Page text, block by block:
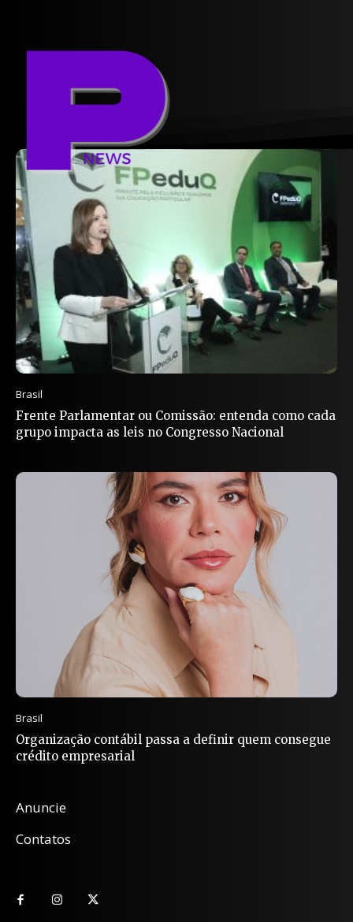
Brasil
Frente Parlamentar ou Comissão: entenda como cada
grupo impacta as leis no Congresso Nacional
Brasil
Organização contábil passa a definir quem consegue
crédito empresarial
Anuncie
Contatos